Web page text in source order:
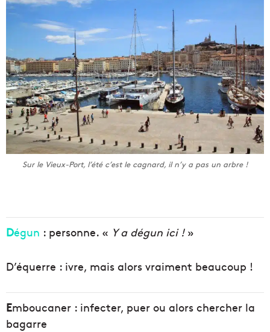
Sur le Vieux-Port, l’été c’est le cagnard, il n’y a pas un arbre !
Dégun : personne. « Y a dégun ici !»
D’équerre : ivre, mais alors vraiment beaucoup !
Emboucaner : infecter, puer ou alors chercher la
bagarre